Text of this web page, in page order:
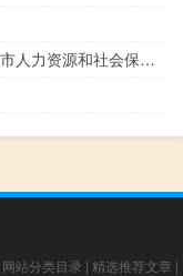
吉首市人力资源和社会保障局地址（吉首市人力资源和社会保障局）
网站分类目录 | 精选推荐文章 |